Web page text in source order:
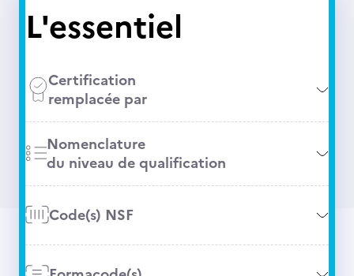
L'essentiel
Certification
remplacée par
Nomenclature
du niveau de qualification
Code(s) NSF